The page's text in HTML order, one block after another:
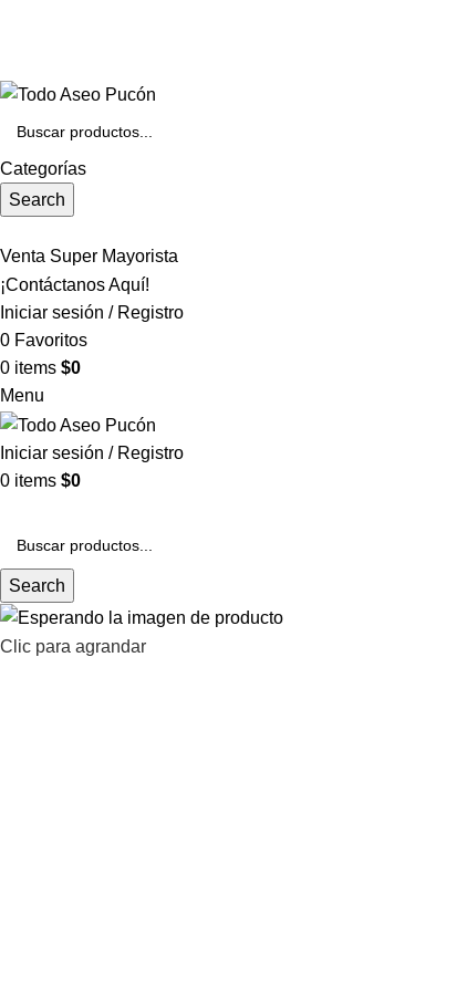
Categorías
Search
Venta Super Mayorista
¡Contáctanos Aquí!
Iniciar sesión / Registro
0 Favoritos
0 items $0
Menu
Iniciar sesión / Registro
0 items $0
Search
Clic para agrandar